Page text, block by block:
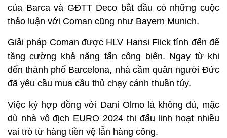
của Barca và GĐTT Deco bắt đầu có những cuộc
thảo luận với Coman cũng như Bayern Munich.
Giải pháp Coman được HLV Hansi Flick tính đến để
tăng cường khả năng tấn công biên. Ngay từ khi
đến thành phố Barcelona, nhà cầm quân người Đức
đã yêu cầu mua cầu thủ chạy cánh thuần túy.
Việc ký hợp đồng với Dani Olmo là không đủ, mặc
dù nhà vô địch EURO 2024 thi đấu linh hoạt nhiều
vai trò từ hàng tiền vệ lẫn hàng công.